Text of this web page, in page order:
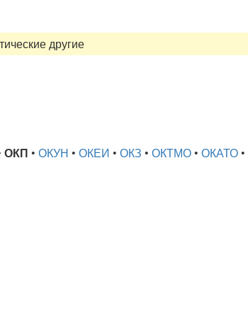
другие
ОКП • ОКУН • ОКЕИ • ОКЗ • ОКТМО• ОКАТО•